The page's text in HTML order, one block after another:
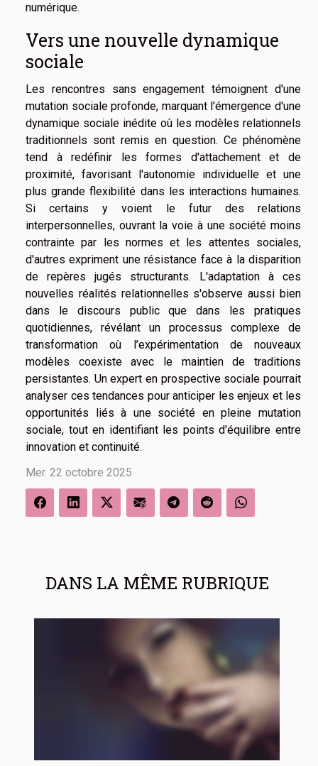
DANS LA MÊME RUBRIQUE
numérique.
Vers une nouvelle dynamique
sociale
Les rencontres sans engagement témoignent d'une
mutation sociale profonde, marquant l'émergence d'une
dynamique sociale inédite où les modèles relationnels
traditionnels sont remis en question. Ce phénomène
tend à redéfinir les formes d'attachement et de
proximité, favorisant l'autonomie individuelle et une
plus grande flexibilité dans les interactions humaines.
Si certains y voient le futur des relations
interpersonnelles, ouvrant la voie à une société moins
contrainte par les normes et les attentes sociales,
d'autres expriment une résistance face à la disparition
de repères jugés structurants. L'adaptation à ces
nouvelles réalités relationnelles s'observe aussi bien
dans le discours public que dans les pratiques
quotidiennes, révélant un processus complexe de
transformation où l’expérimentation de nouveaux
modèles coexiste avec le maintien de traditions
persistantes. Un expert en prospective sociale pourrait
analyser ces tendances pour anticiper les enjeux et les
opportunités liés à une société en pleine mutation
sociale, tout en identifiant les points d'équilibre entre
innovation et continuité.
Mer. 22 octobre 2025